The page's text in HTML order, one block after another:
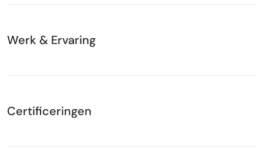
Werk & Ervaring
Certificeringen